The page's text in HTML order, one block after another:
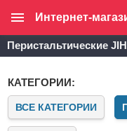
Перистальтические
КАТЕГОРИИ:
ВСЕ КАТЕГОРИИ